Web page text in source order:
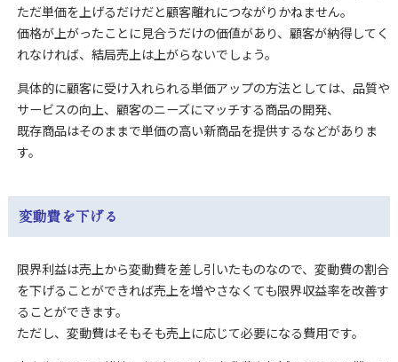
ただ単価を上げるだけだと顧客離れにつながりかねません。
価格が上がったことに見合うだけの価値があり、顧客が納得してく
れなければ、結局売上は上がらないでしょう。
具体的に顧客に受け入れられる単価アップの方法としては、品質や
サービスの向上、顧客のニーズにマッチする商品の開発、
既存商品はそのままで単価の高い新商品を提供するなどがありま
す。
変動費を下げる
限界利益は売上から変動費を差し引いたものなので、変動費の割合
を下げることができれば売上を増やさなくても限界収益率を改善す
ることができます。
ただし、変動費はそもそも売上に応じて必要になる費用です。